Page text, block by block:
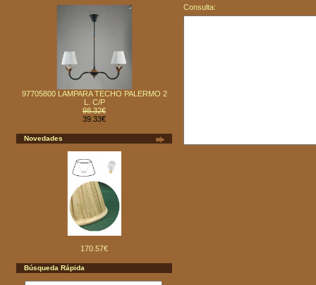
97705800 LAMPARA TECHO PALERMO 2
L. C/P
98.32€
39.33€
Novedades
170.57€
Búsqueda Rápida
Consulta: